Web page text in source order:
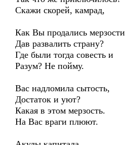
Скажи скорей, камрад,
Как Вы продались мерзости
Дав развалить страну?
Где были тогда совесть и
Разум? Не пойму.
Вас надломила сытость,
Достаток и уют?
Какая в этом мерзость.
На Вас враги плюют.